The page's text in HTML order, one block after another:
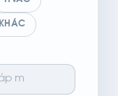
KHÁC